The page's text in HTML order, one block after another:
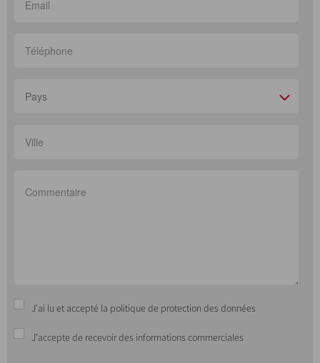
Pays
J'ai lu et accepté la politique de protection des données
J'accepte de recevoir des informations commerciales